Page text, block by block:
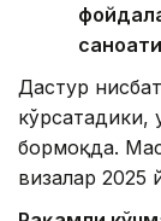
Дастур
кўрсатадики,
бормоқда.
визалар 2025